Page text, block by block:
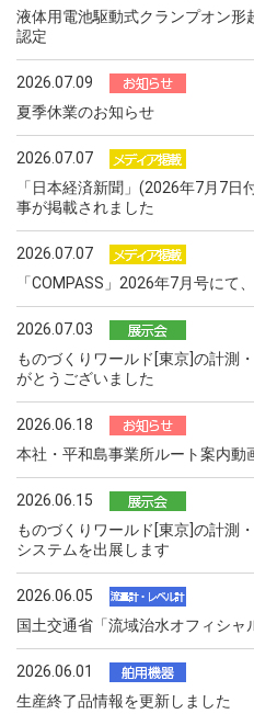
液体用電池駆動式クランプオン形
認定
2026.07.09
夏季休業のお知らせ
2026.07.07
「日本経済新聞」(2026年7月7
事が掲載されました
2026.07.07
「COMPASS」2026年7月号にて
2026.07.03
ものづくりワールド[東京]の計測
がとうございました
2026.06.18
本社・平和島事業所ルート案内動
2026.06.15
ものづくりワールド[東京]の計測
システムを出展します
2026.06.05
国土交通省「流域治水オフィシャ
2026.06.01
生産終了品情報を更新しました